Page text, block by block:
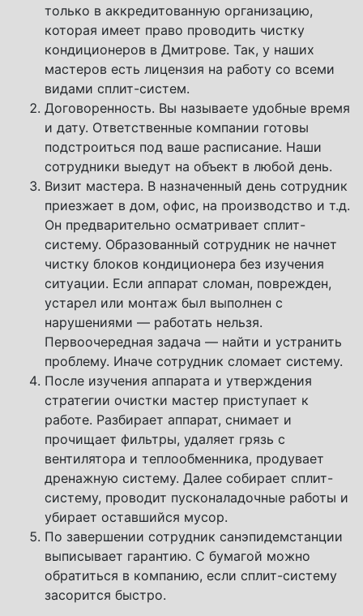
только в аккредитованную организацию,
которая имеет право проводить чистку
кондиционеров в Дмитрове. Так, у наших
мастеров есть лицензия на работу со всеми
видами сплит-систем.
Договоренность. Вы называете удобные время
и дату. Ответственные компании готовы
подстроиться под ваше расписание. Наши
сотрудники выедут на объект в любой день.
Визит мастера. В назначенный день сотрудник
приезжает в дом, офис, на производство и т.д.
Он предварительно осматривает сплит-
систему. Образованный сотрудник не начнет
чистку блоков кондиционера без изучения
ситуации. Если аппарат сломан, поврежден,
устарел или монтаж был выполнен с
нарушениями — работать нельзя.
Первоочередная задача — найти и устранить
проблему. Иначе сотрудник сломает систему.
После изучения аппарата и утверждения
стратегии очистки мастер приступает к
работе. Разбирает аппарат, снимает и
прочищает фильтры, удаляет грязь с
вентилятора и теплообменника, продувает
дренажную систему. Далее собирает сплит-
систему, проводит пусконаладочные работы и
убирает оставшийся мусор.
По завершении сотрудник санэпидемстанции
выписывает гарантию. С бумагой можно
обратиться в компанию, если сплит-систему
засорится быстро.